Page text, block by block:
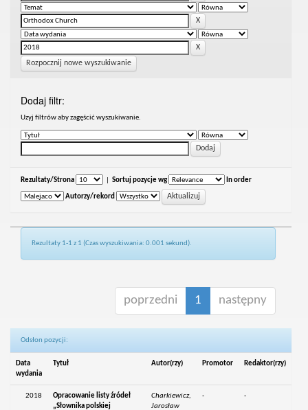
Rozpocznij nowe wyszukiwanie
Dodaj filtr:
Uzyj filtrów aby zagęścić wyszukiwanie.
Rezultaty/Strona Sortuj pozycje wg In order
Autorzy/rekord
Rezultaty 1-1 z 1 (Czas wyszukiwania: 0.001 sekund).
poprzedni 1 następny
Odsłon pozycji:
Data
wydania
Tytuł Autor(rzy) Promotor Redaktor(rzy)
2018
Opracowanie listy źródeł
„Słownika polskiej
Charkiewicz,
Jarosław
- -